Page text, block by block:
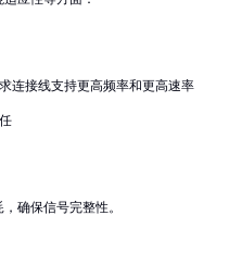
连接线支持更高频率和更高速率
确保信号完整性。